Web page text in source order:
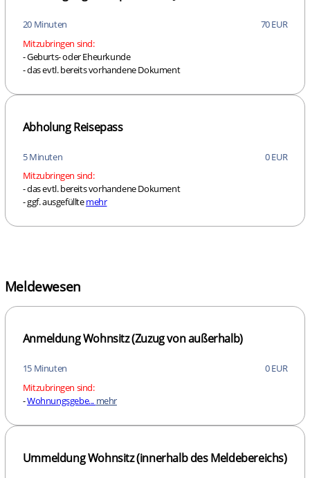
20 Minuten
70 EUR
Mitzubringen sind:
- Geburts- oder Eheurkunde
- das evtl. bereits vorhandene Dokument
Abholung Reisepass
5 Minuten
0 EUR
Mitzubringen sind:
- das evtl. bereits vorhandene Dokument
- ggf. ausgefülltemehr
Meldewesen
Anmeldung Wohnsitz (Zuzug von außerhalb)
15 Minuten
0 EUR
Mitzubringen sind:
-Wohnungsgebe... mehr
Ummeldung Wohnsitz (innerhalb des Meldebereichs)